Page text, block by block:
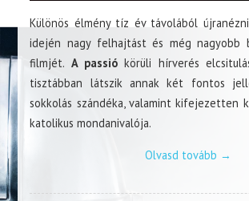
Különös élmény tíz év távolából újranézni
idején nagy felhajtást és még nagyobb
filmjét. A passió körüli hírverés
tisztábban látszik annak két fontos
sokkolás szándéka, valamint kifejezetten
katolikus mondanivalója.
Olvasd tovább →